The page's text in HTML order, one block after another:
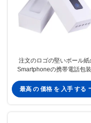
注文のロゴの堅いボール紙
Smartphoneの携帯電話包
最高 の 価格 を 入手 する